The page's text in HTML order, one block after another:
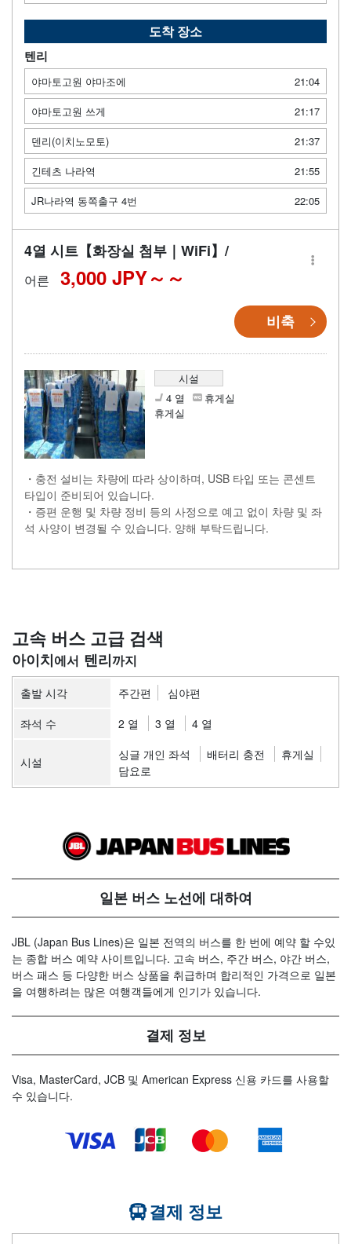
도착 장소
텐리
야마토고원 야마조에
21:04
야마토고원 쓰게
21:17
덴리(이치노모토)
21:37
긴테츠 나라역
21:55
JR나라역 동쪽출구 4번
22:05
4열 시트【화장실 첨부｜WiFi】/
어른 3,000 JPY～
비축
시설
4 열
휴게실
휴게실
・충전 설비는 차량에 따라 상이하며, USB 타입 또는 콘센트
타입이 준비되어 있습니다.
・증편 운행 및 차량 정비 등의 사정으로 예고 없이 차량 및 좌
석 사양이 변경될 수 있습니다. 양해 부탁드립니다.
고속 버스 고급 검색
아이치 텐리
출발 시각 주간편
심야편
좌석 수
2 열 3 열 4 열
시설 싱글 개인 좌석 배터리 충전
휴게실
담요로
일본 버스 노선에 대하여
JBL (Japan Bus Lines)은 일본 전역의 버스를 한 번에 예약 할 수있
는 종합 버스 예약 사이트입니다. 고속 버스, 주간 버스, 야간 버스,
버스 패스 등 다양한 버스 상품을 취급하며 합리적인 가격으로 일본
을 여행하려는 많은 여행객들에게 인기가 있습니다.
결제 정보
Visa, MasterCard, JCB 및 American Express 신용 카드를 사용할
수 있습니다.
결제 정보